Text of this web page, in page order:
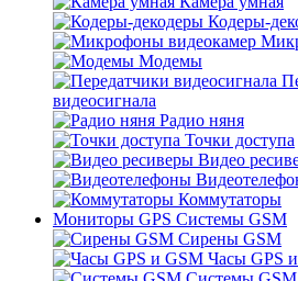
Кодеры-
Модемы
видеосигнала
Радио няня
Точки доступа
Видео
Коммутаторы
Мониторы GPS Системы GSM
Сирены GSM
Часы GPS